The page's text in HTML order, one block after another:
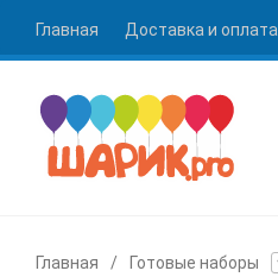
Главная Доставка и оплата
Главная / Готовые наборы